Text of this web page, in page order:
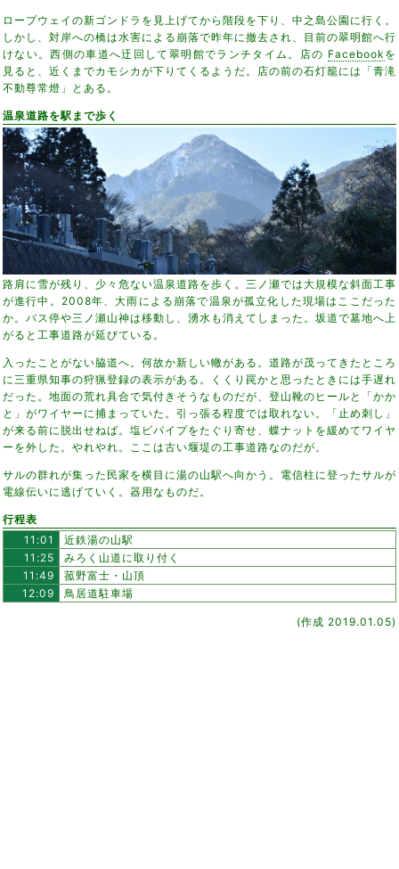
ロープウェイの新ゴンドラを見上げてから階段を下り、中之島公園に行く。
しかし、対岸への橋は水害による崩落で昨年に撤去され、目前の翠明館へ行
けない。西側の車道へ迂回して翠明館でランチタイム。店の Facebook を
見ると、近くまでカモシカが下りてくるようだ。店の前の石灯籠には「青滝
不動尊常燈」とある。
温泉道路を駅まで歩く
路肩に雪が残り、少々危ない温泉道路を歩く。三ノ瀬では大規模な斜面工事
が進行中。2008年、大雨による崩落で温泉が孤立化した現場はここだった
か。バス停や三ノ瀬山神は移動し、湧水も消えてしまった。坂道で墓地へ上
がると工事道路が延びている。
入ったことがない脇道へ。何故か新しい轍がある。道路が茂ってきたところ
に三重県知事の狩猟登録の表示がある。くくり罠かと思ったときには手遅れ
だった。地面の荒れ具合で気付きそうなものだが、登山靴のヒールと「かか
と」がワイヤーに捕まっていた。引っ張る程度では取れない。「止め刺し」
が来る前に脱出せねば。塩ビパイプをたぐり寄せ、蝶ナットを緩めてワイヤ
ーを外した。やれやれ。ここは古い堰堤の工事道路なのだが。
サルの群れが集った民家を横目に湯の山駅へ向かう。電信柱に登ったサルが
電線伝いに逃げていく。器用なものだ。
行程表
11:01
近鉄湯の山駅
11:25
みろく山道に取り付く
11:49
菰野富士・山頂
12:09
鳥居道駐車場
(作成 2019.01.05)